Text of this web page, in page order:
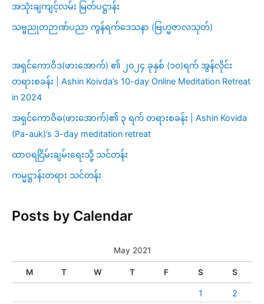
အသုံးချကျင့်လမ်း မြတ်ပဋ္ဌာန်း
သဗ္ဗညုတဉာဏ်ပညာ ကွန်ရက်ဒေသနာ (ဗြဟ္မဇာလသုတ်)
အရှင်ကောဝိဒ(ဖားအောက်) ၏ ၂၀၂၄ ခုနှစ် (၁၀)ရက် အွန်လိုင်း
တရားစခန်း | Ashin Koivda’s 10-day Online Meditation Retreat
in 2024
အရှင်ကောဝိဓ(ဖားအောက်)၏ ၃ ရက် တရားစခန်း | Ashin Kovida
(Pa-auk)’s 3-day meditation retreat
ထာဝရငြိမ်းချမ်းရေးသို့ သင်တန်း
ကမ္မဋ္ဌာန်းတရား သင်တန်း
Posts by Calendar
May 2021
M T W T F S S
1 2